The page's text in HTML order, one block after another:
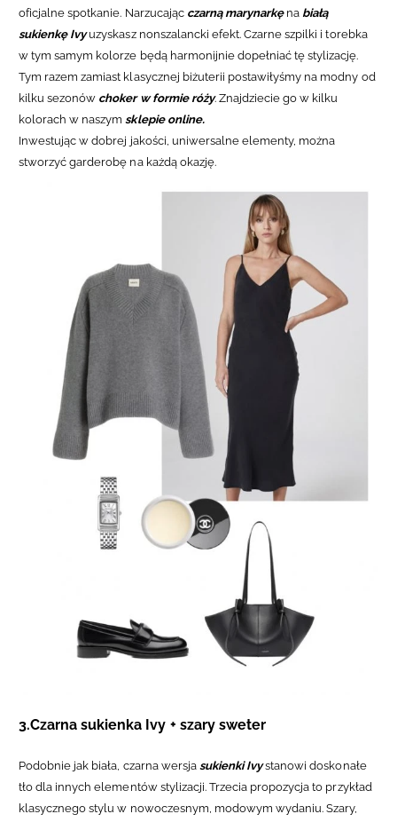
oficjalne spotkanie. Narzucając czarną marynarkęna białą
sukienkę Ivyuzyskasz nonszalancki efekt. Czarne szpilki i torebka
w tym samym kolorze będą harmonijnie dopełniać tę stylizację.
Tym razem zamiast klasycznej biżuterii postawiłyśmy na modny od
kilku sezonów choker w formie róży. Znajdziecie go w kilku
kolorach w naszymsklepie online.
Inwestując w dobrej jakości, uniwersalne elementy, można
stworzyć garderobę na każdą okazję.
3.Czarna sukienka Ivy + szary sweter
Podobnie jak biała, czarna wersja sukienki Ivystanowi doskonałe
tło dla innych elementów stylizacji. Trzecia propozycja to przykład
klasycznego stylu w nowoczesnym, modowym wydaniu. Szary,